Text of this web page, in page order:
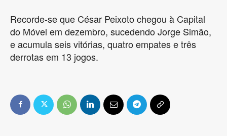
Recorde-se que César Peixoto chegou à Capital
do Móvel em dezembro, sucedendo Jorge Simão,
e acumula seis vitórias, quatro empates e três
derrotas em 13 jogos.